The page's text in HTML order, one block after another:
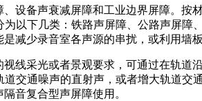
设备声衰减屏障和工业边界屏障。按
以下几类：铁路声屏障、公路声屏
减少录音室各声源的串扰，或利用墙
线采光或者景观要求，可通过在轨
交通噪声的直射声，或者增大轨道
音复合型声屏障使用。